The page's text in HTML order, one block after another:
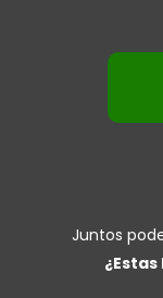
Juntos